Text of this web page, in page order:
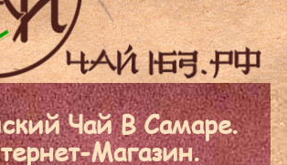
Чай В Самаре.
Магазин.